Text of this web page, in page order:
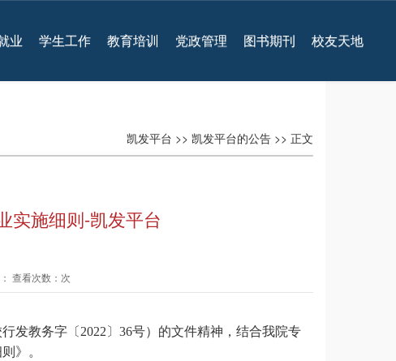
业 学生工作 教育培训 党政管理 图书期刊 校友天地
凯发平台 >> 凯发平台的公告 >> 正文
实施细则-凯发平台
查看次数：次
发教务字〔2022〕 36号）的文件精神，结合我院专
》。